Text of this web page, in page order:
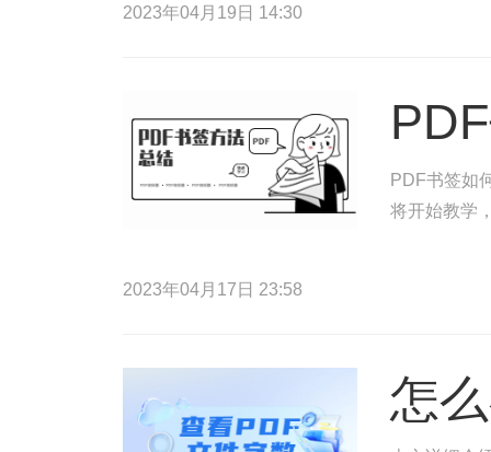
2023年04月19日 14:30
PDF书签如
将开始教学
2023年04月17日 23:58
怎